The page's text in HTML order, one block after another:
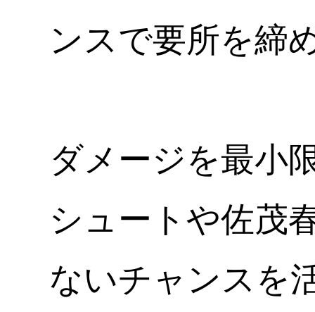
ンスで要所を締
ダメージを最小
シュートや佐茂
ないチャンスを